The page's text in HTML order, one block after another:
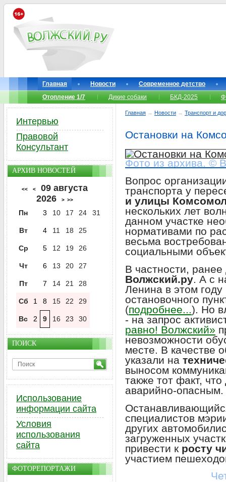
Главная Новости
Современное детство
Отопление 1/7
Дикие собаки БКД-2025
Главная → Новости → Транспорт и
Остановки на
Фото из архива. ©
Вопрос
транспорта у
и улицы
нескольких лет
данном участке
нормативами по
весьма
социальными
В частности,
Волжский.ру. А с
Ленина в этом году
остановочного
(подробнее...). Но
- на запрос
равно! Волжский»
невозможности
месте. В качестве
указали на
выносом
также тот факт,
аварийно-опасным.
специалистов
других
загруженных
привести к росту
участием
Интервью
Правовой
Консультант
АРХИВ НОВОСТЕЙ
<< <
09 августа
2026
> >>
Пн 3 10 17 24 31
Вт 4 11 18 25
Ср 5 12 19 26
Чт 6 13 20 27
Пт 7 14 21 28
Сб 1 8 15 22 29
Вс 2 9 16 23 30
ПОИСК
Использование
информации сайта
Условия
использования
сайта
ФОТОРЕПОРТАЖИ